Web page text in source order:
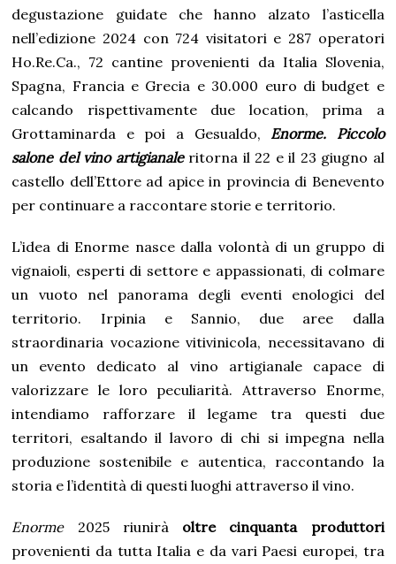
degustazione guidate che hanno alzato l’asticella
nell’edizione 2024 con 724 visitatori e 287 operatori
Ho.Re.Ca., 72 cantine provenienti da Italia Slovenia,
Spagna, Francia e Grecia e 30.000 euro di budget e
calcando rispettivamente due location, prima a
Grottaminarda e poi a Gesualdo, Enorme. Piccolo
salone del vino artigianaleritorna il 22 e il 23 giugno al
castello dell’Ettore ad apice in provincia di Benevento
per continuare a raccontare storie e territorio.
L’idea di Enorme nasce dalla volontà di un gruppo di
vignaioli, esperti di settore e appassionati, di colmare
un vuoto nel panorama degli eventi enologici del
territorio. Irpinia e Sannio, due aree dalla
straordinaria vocazione vitivinicola, necessitavano di
un evento dedicato al vino artigianale capace di
valorizzare le loro peculiarità. Attraverso Enorme,
intendiamo rafforzare il legame tra questi due
territori, esaltando il lavoro di chi si impegna nella
produzione sostenibile e autentica, raccontando la
storia e l’identità di questi luoghi attraverso il vino.
Enorme2025 riunirà oltre cinquanta produttori
provenienti da tutta Italia e da vari Paesi europei, tra